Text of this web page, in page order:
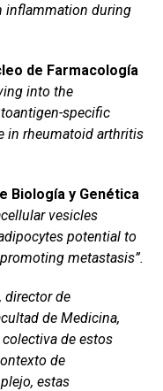
inflammation during
de Farmacología
into the
specific
in rheumatoid arthritis
Biología y Genética
vesicles
potential to
metastasis”.
, director de
de Medicina,
de estos
de
estas